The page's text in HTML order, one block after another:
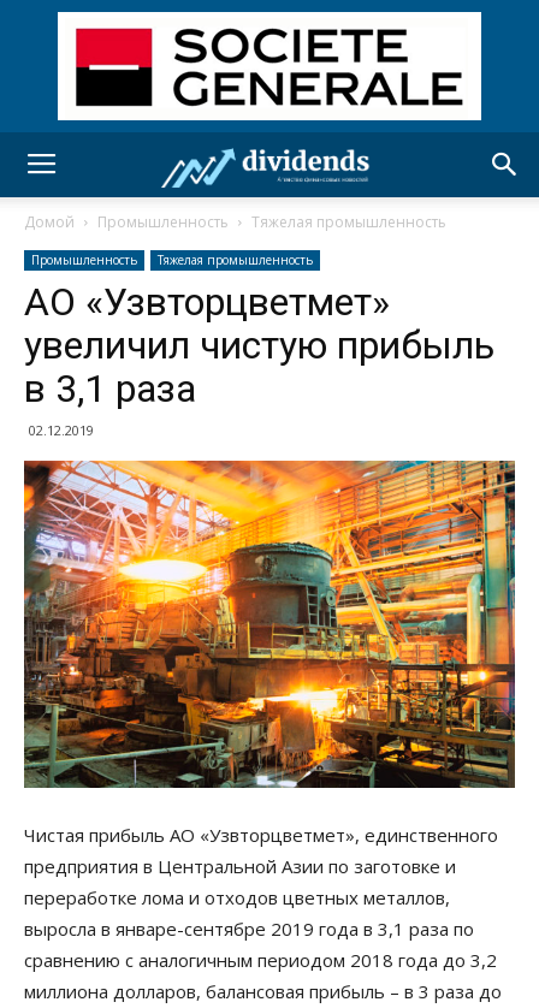
Домой Промышленность Тяжелая промышленность
Промышленность Тяжелая промышленность
АО «Узвторцветмет»
увеличил чистую прибыль
в 3,1 раза
02.12.2019
Чистая прибыль АО «Узвторцветмет», единственного
предприятия в Центральной Азии по заготовке и
переработке лома и отходов цветных металлов,
выросла в январе-сентябре 2019 года в 3,1 раза по
сравнению с аналогичным периодом 2018 года до 3,2
миллиона долларов, балансовая прибыль – в 3 раза до